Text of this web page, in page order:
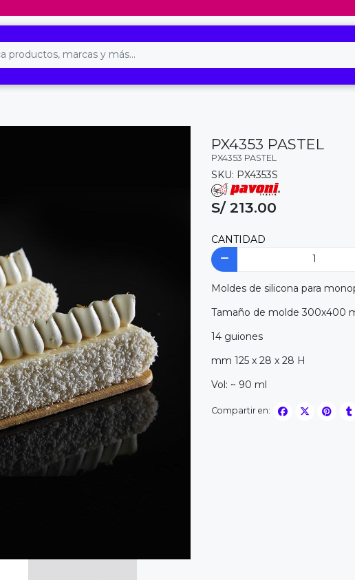
PX4353 PASTEL
PX4353 PASTEL
SKU: PX4353S
S/ 213.00
CANTIDAD
Moldes de silicona para
Tamaño de molde 300x400
14 guiones
mm 125 x 28 x 28 H
Vol: ~ 90 ml
Compartir en: